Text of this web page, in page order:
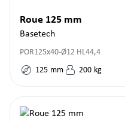
Roue 125 mm
Basetech
POR125x40-Ø12 HL44,4
125 mm 200 kg